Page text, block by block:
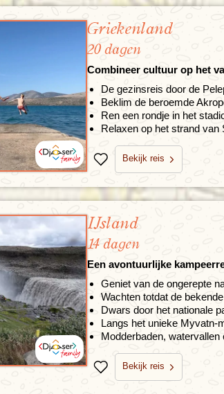
Griekenland
20 dagen
Combineer cultuur op het
De gezinsreis door de
Beklim de beroemde
Ren een rondje in het
Relaxen op het strand van
BewarenBekijk reis
IJsland
14 dagen
Een avontuurlijke
Geniet van de ongerepte
Wachten totdat de
Dwars door het nationale
Langs het unieke Myvatn-
Modderbaden,
BewarenBekijk reis